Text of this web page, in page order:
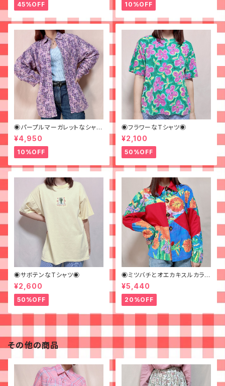
45%OFF 10%OFF
◉パープルマーガレットなシャツ
◉ 古着 花柄 紫
¥4,950
10%OFF
◉フラワーなTシャツ◉
¥2,100
50%OFF
◉サボテンなTシャツ◉
¥2,600
50%OFF
◉ミツバチとオエカキスルカラフ
ルペイントなジャケット◉
¥5,440
20%OFF
その他の商品